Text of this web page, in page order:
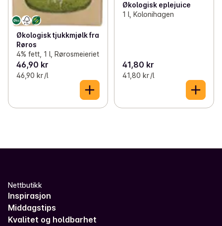
Økologisk tjukkmjølk fra
Røros
4% fett, 1 l, Rørosmeieriet
46,90 kr
46,90 kr /l
Økologisk eplejuice
1 l, Kolonihagen
41,80 kr
41,80 kr /l
Nettbutikk
Inspirasjon
Middagstips
Kvalitet og holdbarhet